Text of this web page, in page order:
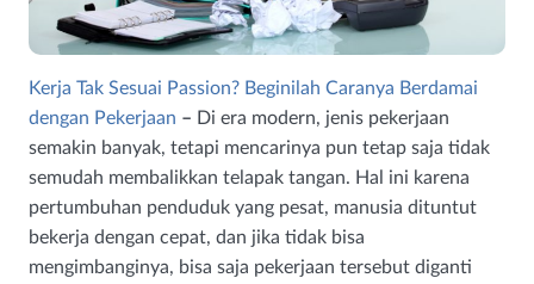
Kerja Tak Sesuai Passion? Beginilah Caranya Berdamai
dengan Pekerjaan – Di era modern, jenis pekerjaan
semakin banyak, tetapi mencarinya pun tetap saja tidak
semudah membalikkan telapak tangan. Hal ini karena
pertumbuhan penduduk yang pesat, manusia dituntut
bekerja dengan cepat, dan jika tidak bisa
mengimbanginya, bisa saja pekerjaan tersebut diganti